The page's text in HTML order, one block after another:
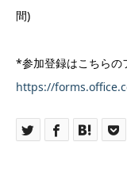
間)
*参加登録はこちらの
https://